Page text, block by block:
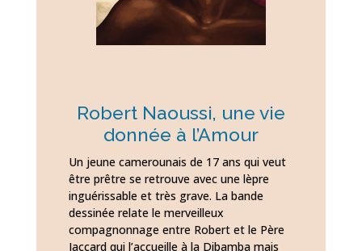
Robert Naoussi, une vie
donnée à l’Amour
Un jeune camerounais de 17 ans qui veut
être prêtre se retrouve avec une lèpre
inguérissable et très grave. La bande
dessinée relate le merveilleux
compagnonnage entre Robert et le Père
Jaccard qui l’accueille à la Dibamba mais